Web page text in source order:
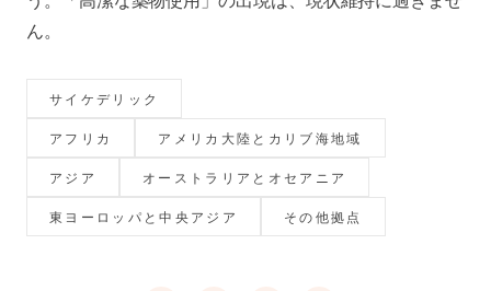
ん。
サイケデリック
アフリカ アメリカ大陸とカリブ海地域
アジア オーストラリアとオセアニア
東ヨーロッパと中央アジア その他拠点